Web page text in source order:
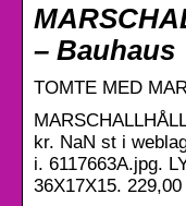
– Bauhaus
TOMTE MED
kr. NaN st i
i. 6117663A.jpg.
36X17X15. 229,00